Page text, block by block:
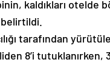
kaldıkları otelde
tarafından
8’i